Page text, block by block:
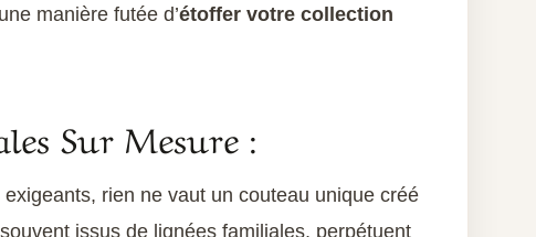
manière futée d’étoffer votre collection
Sur Mesure :
exigeants, rien ne vaut un couteau unique créé
issus de lignées familiales, perpétuent